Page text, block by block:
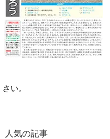
さい。
人気の記事